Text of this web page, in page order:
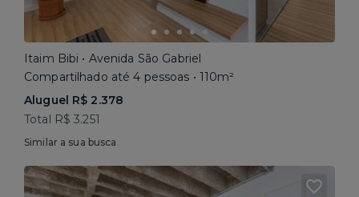
Itaim Bibi • Avenida São Gabriel
Compartilhado até 4 pessoas • 110m²
Aluguel R$ 2.378
Total R$ 3.251
Similar a sua busca